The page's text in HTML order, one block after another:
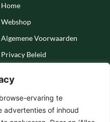
ervaring te
advertenties of inhoud
Home
Webshop
Algemene Voorwaarden
Privacy Beleid